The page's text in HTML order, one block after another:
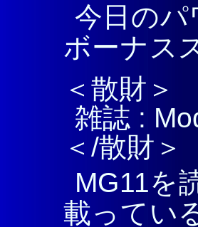
今日の
ボーナス
＜散財＞
雑誌 :
＜/散財＞
MG11を
載ってい